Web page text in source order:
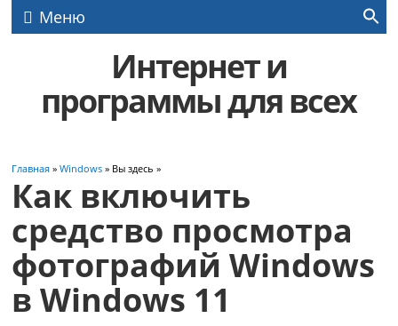
Меню
Интернет и
программы для всех
Главная »Windows » Вы здесь »
Как включить
средство просмотра
фотографий Windows
в Windows 11